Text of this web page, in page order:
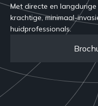
Met directe en
krachtige, minimaal-
huidprofessionals.